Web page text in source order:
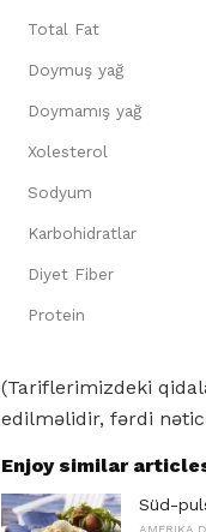
Total Fat
Doymuş yağ
Doymamış yağ
Xolesterol
Sodyum
Karbohidratlar
Diyet Fiber
Protein
(Tariflerimizdeki
edilməlidir, fərdi
Enjoy similar
Süd-
AMERIKA